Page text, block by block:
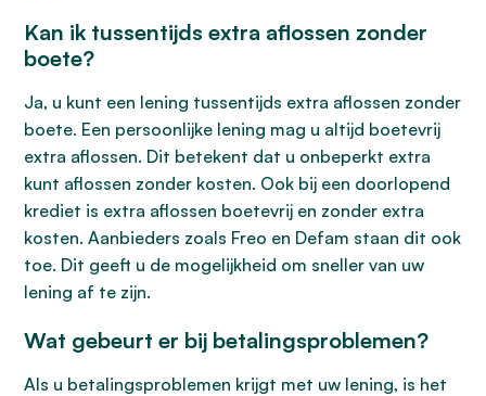
Kan ik tussentijds extra aflossen zonder
boete?
Ja, u kunt een lening tussentijds extra aflossen zonder
boete. Een persoonlijke lening mag u altijd boetevrij
extra aflossen. Dit betekent dat u onbeperkt extra
kunt aflossen zonder kosten. Ook bij een doorlopend
krediet is extra aflossen boetevrij en zonder extra
kosten. Aanbieders zoals Freo en Defam staan dit ook
toe. Dit geeft u de mogelijkheid om sneller van uw
lening af te zijn.
Wat gebeurt er bij betalingsproblemen?
Als u betalingsproblemen krijgt met uw lening, is het